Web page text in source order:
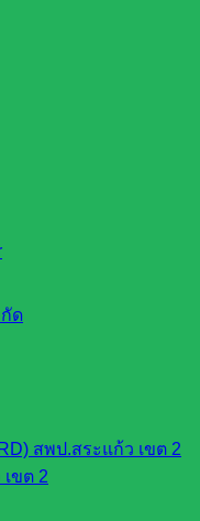
กัด
สพป.สระแก้ว เขต 2
ขต 2